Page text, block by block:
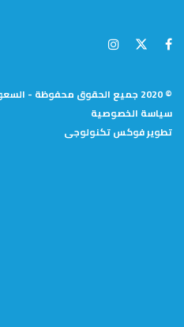
© 2020 جميع الحقوق محفوظة - السعودية اليوم.
سياسة الخصوصية
تطويرفوكس تكنولوجى